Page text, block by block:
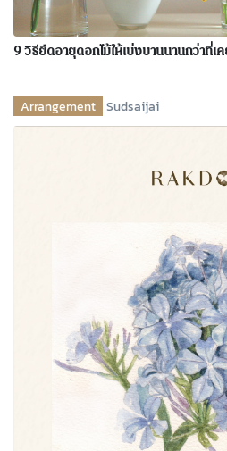
9 วิธียืดอายุดอกไม้ให้เบ่งบานนานกว่าที่เ
Arrangement Sudsaijai